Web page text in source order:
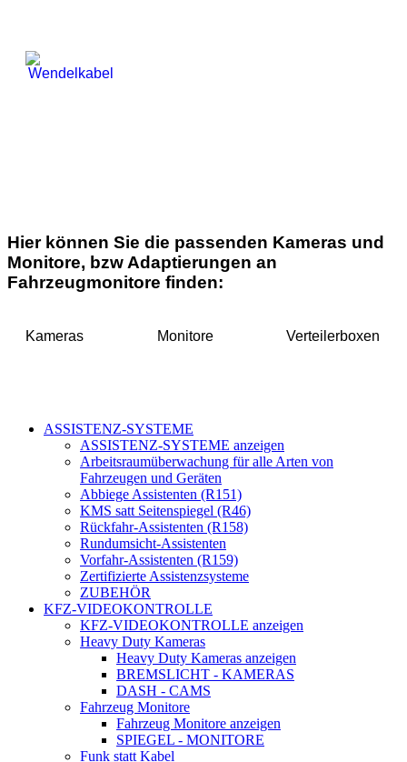
Hier können Sie die passenden Kameras und
Monitore, bzw Adaptierungen an
Fahrzeugmonitore finden:
Kameras Monitore Verteilerboxen
ASSISTENZ-SYSTEME
ASSISTENZ-SYSTEME anzeigen
Arbeitsraumüberwachung für alle Arten von
Fahrzeugen und Geräten
Abbiege Assistenten (R151)
KMS satt Seitenspiegel (R46)
Rückfahr-Assistenten (R158)
Rundumsicht-Assistenten
Vorfahr-Assistenten (R159)
Zertifizierte Assistenzsysteme
ZUBEHÖR
KFZ-VIDEOKONTROLLE
KFZ-VIDEOKONTROLLE anzeigen
Heavy Duty Kameras
Heavy Duty Kameras anzeigen
BREMSLICHT - KAMERAS
DASH - CAMS
Fahrzeug Monitore
Fahrzeug Monitore anzeigen
SPIEGEL - MONITORE
Funk statt Kabel